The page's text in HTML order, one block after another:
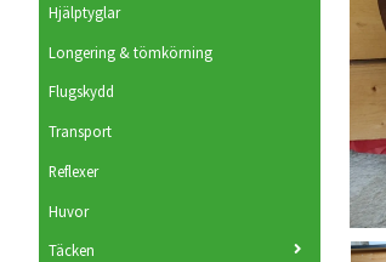
Hjälptyglar
Longering & tömkörning
Flugskydd
Transport
Reflexer
Huvor
Täcken